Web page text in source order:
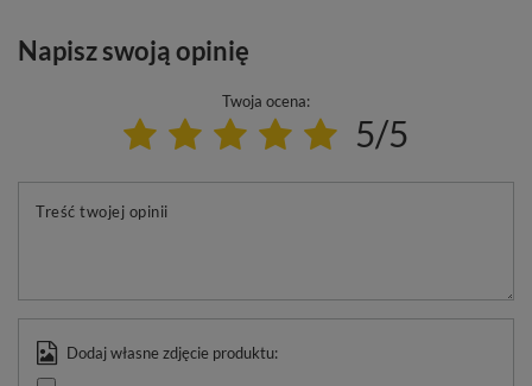
Napisz swoją opinię
Twoja ocena:
5/5
Treść twojej opinii
Dodaj własne zdjęcie produktu: